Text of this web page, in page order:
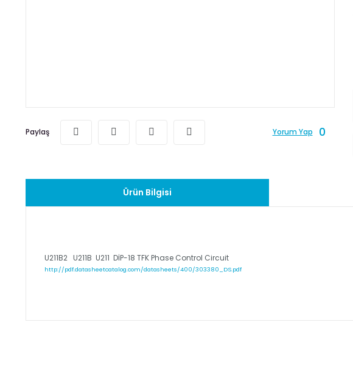
Paylaş Yorum Yap 0
Ürün Bilgisi
U211B2 U211B U211 DİP-18 TFK Phase Control Circuit
http://pdf.datasheetcatalog.com/datasheets/400/303380_DS.pdf